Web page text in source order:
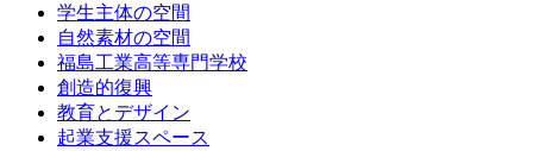
学生主体の空間
自然素材の空間
福島工業高等専門学校
創造的復興
教育とデザイン
起業支援スペース